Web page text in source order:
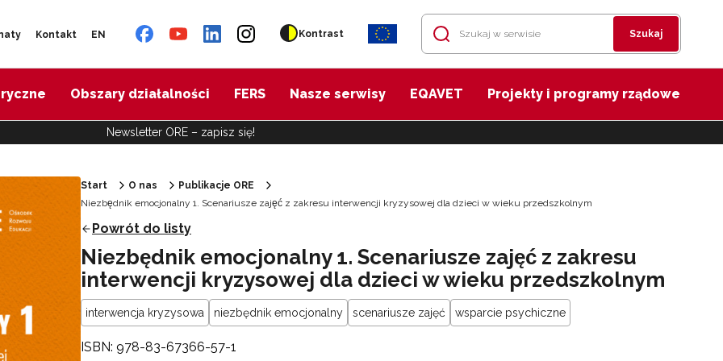
Kontakt EN Kontrast Szukaj
Obszary działalności FERS Nasze serwisy EQAVET Projekty i programy rządowe
Newsletter ORE – zapisz się!
Start O nas
Publikacje ORE
Niezbędnik emocjonalny 1. Scenariusze zajęć z zakresu interwencji kryzysowej dla dzieci w wieku przedszkolnym
Powrót do listy
Niezbędnik emocjonalny 1. Scenariusze zajęć z zakresu
interwencji kryzysowej dla dzieci w wieku przedszkolnym
interwencja kryzysowa niezbędnik emocjonalny scenariusze zajęć wsparcie psychiczne
ISBN: 978-83-67366-57-1